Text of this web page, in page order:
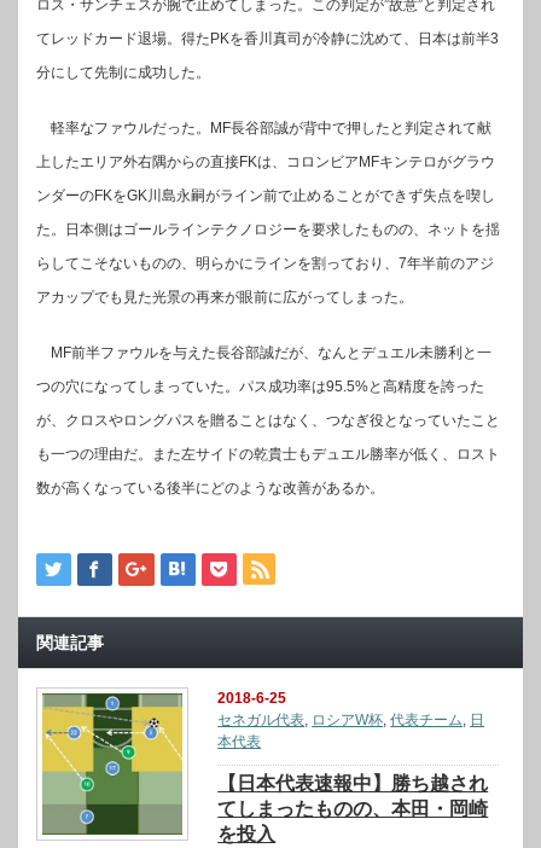
ロス・サンチェスが腕で止めてしまった。この判定が”故意”と判定され
てレッドカード退場。得たPKを香川真司が冷静に沈めて、日本は前半3
分にして先制に成功した。
軽率なファウルだった。MF長谷部誠が背中で押したと判定されて献
上したエリア外右隅からの直接FKは、コロンビアMFキンテロがグラウ
ンダーのFKをGK川島永嗣がライン前で止めることができず失点を喫し
た。日本側はゴールラインテクノロジーを要求したものの、ネットを揺
らしてこそないものの、明らかにラインを割っており、7年半前のアジ
アカップでも見た光景の再来が眼前に広がってしまった。
MF前半ファウルを与えた長谷部誠だが、なんとデュエル未勝利と一
つの穴になってしまっていた。パス成功率は95.5%と高精度を誇った
が、クロスやロングパスを贈ることはなく、つなぎ役となっていたこと
も一つの理由だ。また左サイドの乾貴士もデュエル勝率が低く、ロスト
数が高くなっている後半にどのような改善があるか。
関連記事
2018-6-25
セネガル代表, ロシアW杯,代表チーム, 日
本代表
【日本代表速報中】勝ち越され
てしまったものの、本田・岡崎
を投入